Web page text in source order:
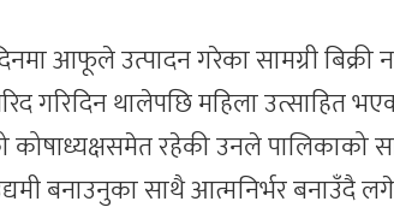
आफूले उत्पादन गरेका सामग्री
गरिदिन थालेपछि महिला उत्साहित
रहेकी उनले पालिकाको
बनाउनुका साथै आत्मनिर्भर बनाउँदै